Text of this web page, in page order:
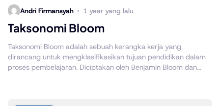
Andri Firmansyah 1 year yang lalu
Taksonomi Bloom
Taksonomi Bloom adalah sebuah kerangka kerja yang
dirancang untuk mengklasifikasikan tujuan pendidikan dalam
proses pembelajaran. Diciptakan oleh Benjamin Bloom dan...